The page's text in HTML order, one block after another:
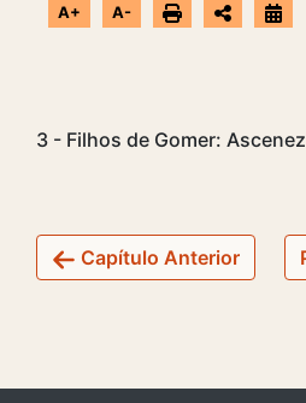
A+ A-
3 - Filhos de Gomer:
Capítulo Anterior